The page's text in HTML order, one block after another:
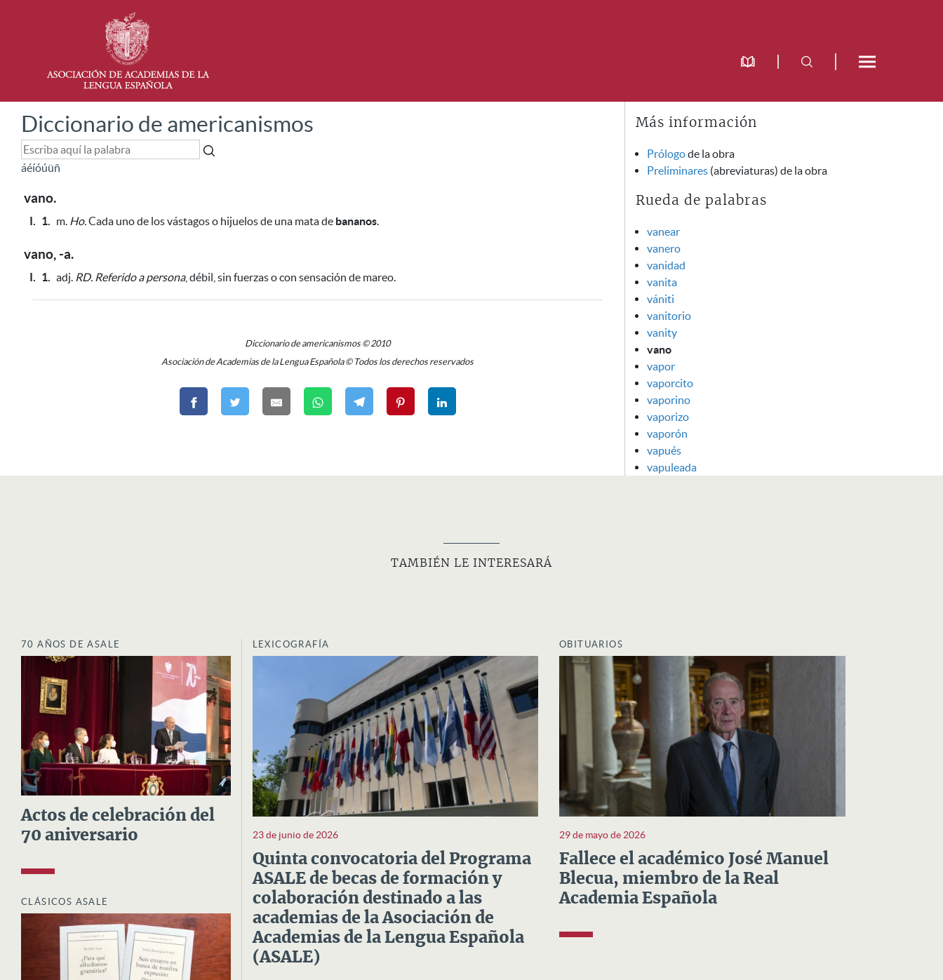
Diccionario de americanismos
áéíóúüñ
vano.
I. 1. m. Ho.Cada uno de los vástagos o hijuelos de una mata de bananos.
vano, -a.
I. 1. adj. RD. Referido a persona, débil, sin fuerzas o con sensación de mareo.
Diccionario de americanismos © 2010
Asociación de Academias de la Lengua Española © Todos los derechos reservados
Más información
Prólogode la obra
Preliminares (abreviaturas) de la obra
Rueda de palabras
vanear
vanero
vanidad
vanita
vániti
vanitorio
vanity
vano
vapor
vaporcito
vaporino
vaporizo
vaporón
vapués
vapuleada
TAMBIÉN LE INTERESARÁ
70 AÑOS DE ASALE
Actos de celebración del
70 aniversario
CLÁSICOS ASALE
LEXICOGRAFÍA
23 de junio de 2026
Quinta convocatoria del Programa
ASALE de becas de formación y
colaboración destinado a las
academias de la Asociación de
Academias de la Lengua Española
(ASALE)
OBITUARIOS
29 de mayo de 2026
Fallece el académico José Manuel
Blecua, miembro de la Real
Academia Española